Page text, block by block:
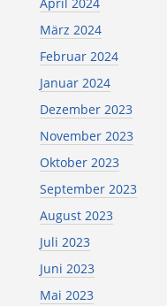
März 2024
Februar 2024
Januar 2024
Dezember 2023
November 2023
Oktober 2023
September 2023
August 2023
Juli 2023
Juni 2023
Mai 2023